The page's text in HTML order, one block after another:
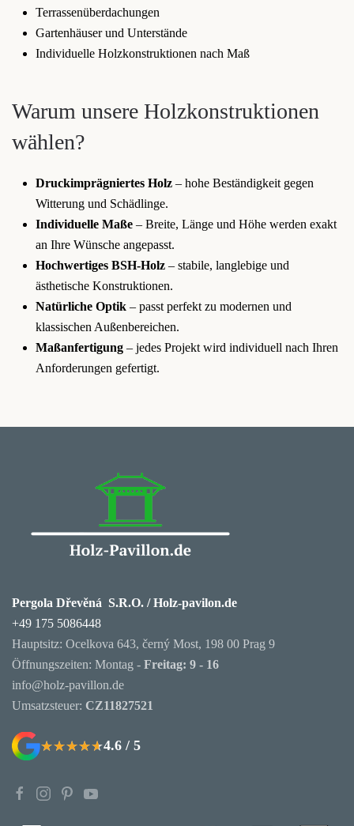
Terrassenüberdachungen
Gartenhäuser und Unterstände
Individuelle Holzkonstruktionen nach Maß
Warum unsere Holzkonstruktionen
wählen?
Druckimprägniertes Holz – hohe Beständigkeit gegen
Witterung und Schädlinge.
Individuelle Maße – Breite, Länge und Höhe werden exakt
an Ihre Wünsche angepasst.
Hochwertiges BSH-Holz – stabile, langlebige und
ästhetische Konstruktionen.
Natürliche Optik – passt perfekt zu modernen und
klassischen Außenbereichen.
Maßanfertigung – jedes Projekt wird individuell nach Ihren
Anforderungen gefertigt.
Pergola Dřevěná S.R.O. / Holz-pavilon.de
+49 175 5086448
Hauptsitz: Ocelkova 643, černý Most, 198 00 Prag 9
Öffnungszeiten: Montag - Freitag: 9 - 16
info@holz-pavillon.de
Umsatzsteuer: CZ11827521
★★★★★
★★★★★4.6 / 5